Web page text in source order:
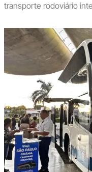
transporte rodoviário